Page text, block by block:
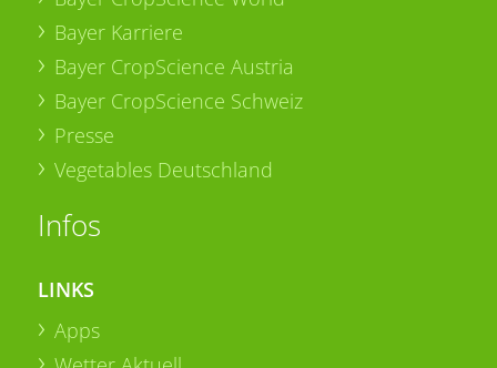
Bayer Karriere
Bayer CropScience Austria
Bayer CropScience Schweiz
Presse
Vegetables Deutschland
Infos
LINKS
Apps